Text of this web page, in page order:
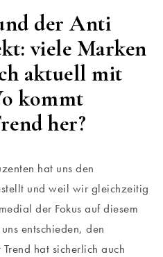
der Anti
viele Marken
aktuell mit
kommt
her?
hat uns den
und weil wir gleichzeitig
der Fokus auf diesem
entschieden, den
hat sicherlich auch